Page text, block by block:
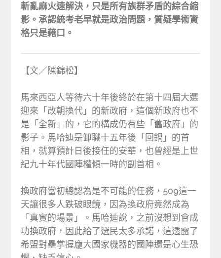
斬亂麻火速解決，只是所有族群矛盾的綜合縮
影。承認統考老早就是政治問題，質疑學術資
格只是藉口。
【文／陳錦松】
馬來西亞人等待六十年後終於在第十四屆大選
迎來「改朝換代」的新政府，這個新政府也不
是「全新」的，它的構成仍有些「舊政府」的
影子。馬哈迪是卸職十五年後「回鍋」的首
相，就算預計日後接任的安華，也曾經是上世
紀九十年代國陣權傾一時的副首相。
換政府當初總認為是不可能的任務，509這一
天讓很多人跌破眼鏡，因為換政府竟然成為
「真實的場景」。馬哈迪說，之前沒想到會成
功換政府，因此給了選民太多承諾，這透露了
希盟對壘掌握龐大國家機器的國陣還是心生恐